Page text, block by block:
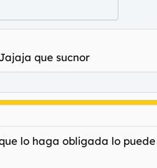
que sucnor
lo haga obligada lo